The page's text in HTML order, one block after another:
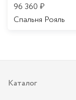
96 360 ₽
Спальня Рояль
Каталог